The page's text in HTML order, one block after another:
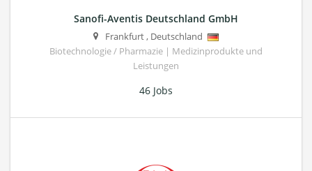
Sanofi-Aventis Deutschland GmbH
Frankfurt, Deutschland
Biotechnologie / Pharmazie | Medizinprodukte und
Leistungen
46 Jobs